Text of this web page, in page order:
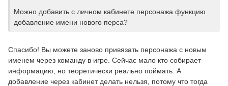
Можно добавить с личном кабинете персонажа функцию
добавление имени нового перса?
Спасибо! Вы можете заново привязать персонажа с новым
именем через команду в игре. Сейчас мало кто собирает
информацию, но теоретически реально поймать. А
добавление через кабинет делать нельзя, потому что тогда